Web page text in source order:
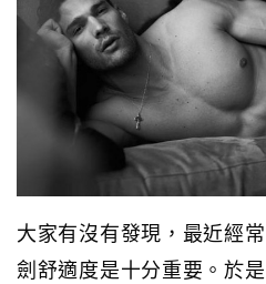
大家有沒有發現，最近經
劍舒適度是十分重要。於